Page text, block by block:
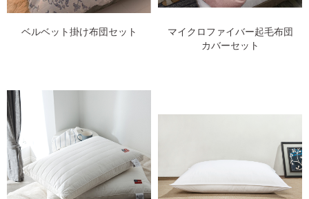
ベルベット掛け布団セット
マイクロファイバー起毛布団
カバーセット